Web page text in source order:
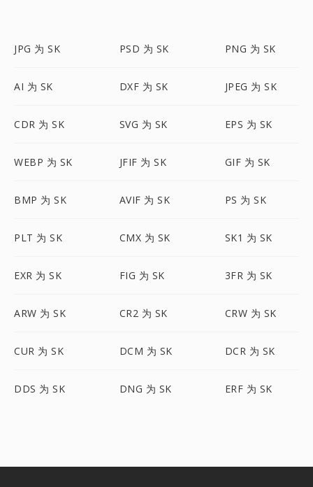
JPG 为 SK PSD 为 SK PNG 为 SK
AI 为 SK DXF 为 SK JPEG 为 SK
CDR 为 SK SVG 为 SK EPS 为 SK
WEBP 为 SK JFIF 为 SK GIF 为 SK
BMP 为 SK AVIF 为 SK PS 为 SK
PLT 为 SK CMX 为 SK SK1 为 SK
EXR 为 SK FIG 为 SK 3FR 为 SK
ARW 为 SK CR2 为 SK CRW 为 SK
CUR 为 SK DCM 为 SK DCR 为 SK
DDS 为 SK DNG 为 SK ERF 为 SK